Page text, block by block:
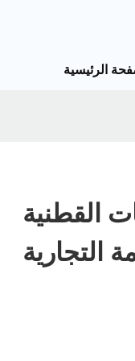
الرئيسية
القطنية